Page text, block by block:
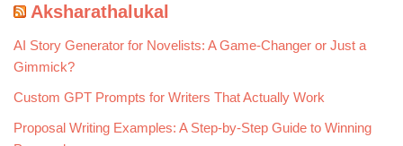
Aksharathalukal
AI Story Generator for Novelists: A Game-Changer or Just a
Gimmick?
Custom GPT Prompts for Writers That Actually Work
Proposal Writing Examples: A Step-by-Step Guide to Winning